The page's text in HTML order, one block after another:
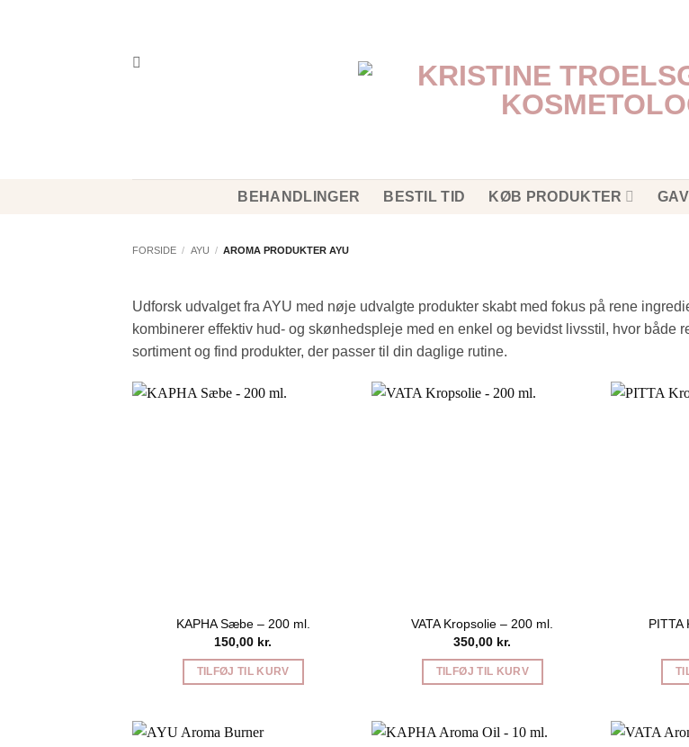
BEHANDLINGER BESTIL TID KØB PRODUKTER
FORSIDE / AYU / AROMA PRODUKTER AYU
Udforsk udvalget fra AYU med nøje udvalgte produkter skabt med fokus på rene
kombinerer effektiv hud- og skønhedspleje med en enkel og bevidst livsstil, hvor
sortiment og find produkter, der passer til din daglige rutine.
KAPHA Sæbe – 200 ml.
150,00 kr.
TILFØJ TIL KURV
VATA Kropsolie – 200 ml.
350,00 kr.
TILFØJ TIL KURV
PITTA